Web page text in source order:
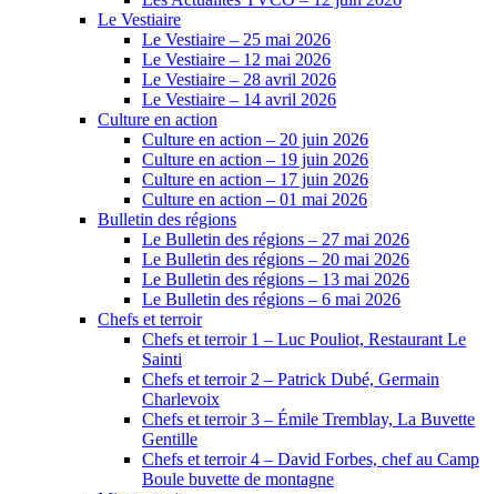
Le Vestiaire
Le Vestiaire – 25 mai 2026
Le Vestiaire – 12 mai 2026
Le Vestiaire – 28 avril 2026
Le Vestiaire – 14 avril 2026
Culture en action
Culture en action – 20 juin 2026
Culture en action – 19 juin 2026
Culture en action – 17 juin 2026
Culture en action – 01 mai 2026
Bulletin des régions
Le Bulletin des régions – 27 mai 2026
Le Bulletin des régions – 20 mai 2026
Le Bulletin des régions – 13 mai 2026
Le Bulletin des régions – 6 mai 2026
Chefs et terroir
Chefs et terroir 1 – Luc Pouliot, Restaurant Le
Sainti
Chefs et terroir 2 – Patrick Dubé, Germain
Charlevoix
Chefs et terroir 3 – Émile Tremblay, La Buvette
Gentille
Chefs et terroir 4 – David Forbes, chef au Camp
Boule buvette de montagne